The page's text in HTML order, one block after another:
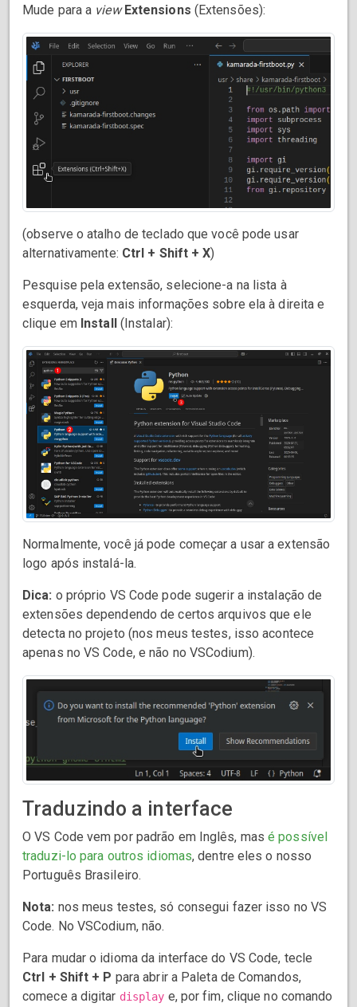
Mude para a view Extensions (Extensões):
(observe o atalho de teclado que você pode usar
alternativamente: Ctrl + Shift + X)
Pesquise pela extensão, selecione-a na lista à
esquerda, veja mais informações sobre ela à direita e
clique em Install(Instalar):
Normalmente, você já pode começar a usar a extensão
logo após instalá-la.
Dica: o próprio VS Code pode sugerir a instalação de
extensões dependendo de certos arquivos que ele
detecta no projeto (nos meus testes, isso acontece
apenas no VS Code, e não no VSCodium).
Traduzindo a interface
O VS Code vem por padrão em Inglês, masé possível
traduzi-lo para outros idiomas, dentre eles o nosso
Português Brasileiro.
Nota: nos meus testes, só consegui fazer isso no VS
Code. No VSCodium, não.
Para mudar o idioma da interface do VS Code, tecle
Ctrl + Shift + P para abrir a Paleta de Comandos,
comece a digitar display e, por fim, clique no comando